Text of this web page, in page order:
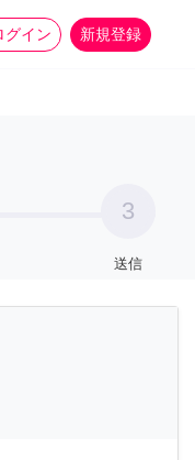
グイン 新規登録
家事 more_horiz
3
送信